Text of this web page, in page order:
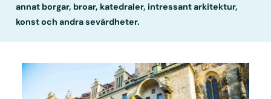
annat borgar, broar, katedraler, intressant arkitektur,
konst och andra sevärdheter.